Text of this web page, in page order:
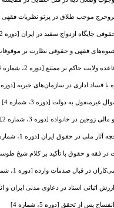
موجب طلاق در پرتو نظریات فقهی [دوره 4،
جایگاه ازدواج سفید در ایران [دوره 2، شماره 1]
فقهی و حقوقی نظارت بر موقوفات [دوره 2،
حاکم بر ممتنع [دوره 2، شماره 4]
فساد اداری در سازمان‌های خیریه [دوره 2، شماره 3]
غیرمنقول به دولت [دوره 3، شماره 4]
زوجین در خانواده [دوره 3، شماره 2]
ملی در حقوق ایران [دوره 1، شماره 3]
فقه و حقوق با تأکید بر کلام شیخ طوسی [دوره
در قبال صدمات وارده [دوره 1، شماره 3]
اثباتی اسناد در دعاوی مدنی ایران و انگلستان
پس از تحقق [دوره 5، شماره 4]